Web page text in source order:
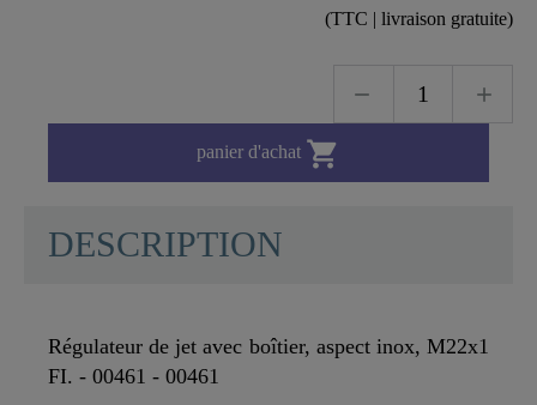
(TTC | livraison gratuite)
panier d'achat 
DESCRIPTION
Régulateur de jet avec boîtier, aspect inox, M22x1
FI. - 00461 - 00461